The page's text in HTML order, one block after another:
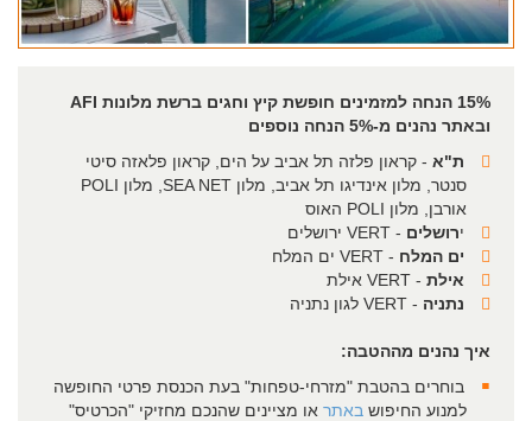
15% הנחה למזמינים חופשת קיץ וחגים ברשת מלונות AFI
ובאתר נהנים מ-5% הנחה נוספים
ת"א - קראון פלזה תל אביב על הים, קראון פלאזה סיטי
סנטר, מלון אינדיגו תל אביב, מלון SEA NET, מלון POLI
אורבן, מלון POLI האוס
ירושלים - VERT ירושלים
ים המלח - VERT ים המלח
אילת - VERT אילת
נתניה - VERT לגון נתניה
איך נהנים מההטבה:
בוחרים בהטבת "מזרחי-טפחות" בעת הכנסת פרטי החופשה
למנוע החיפוש באתר או מציינים שהנכם מחזיקי "הכרטיס"